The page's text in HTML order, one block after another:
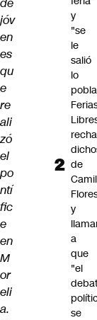
jóv
en
es
qu
e
re
ali
zó
el
po
ntí
fic
e
en
M
or
eli
a.
y
"se
le
salió
lo
de
y
a
que
"el
se